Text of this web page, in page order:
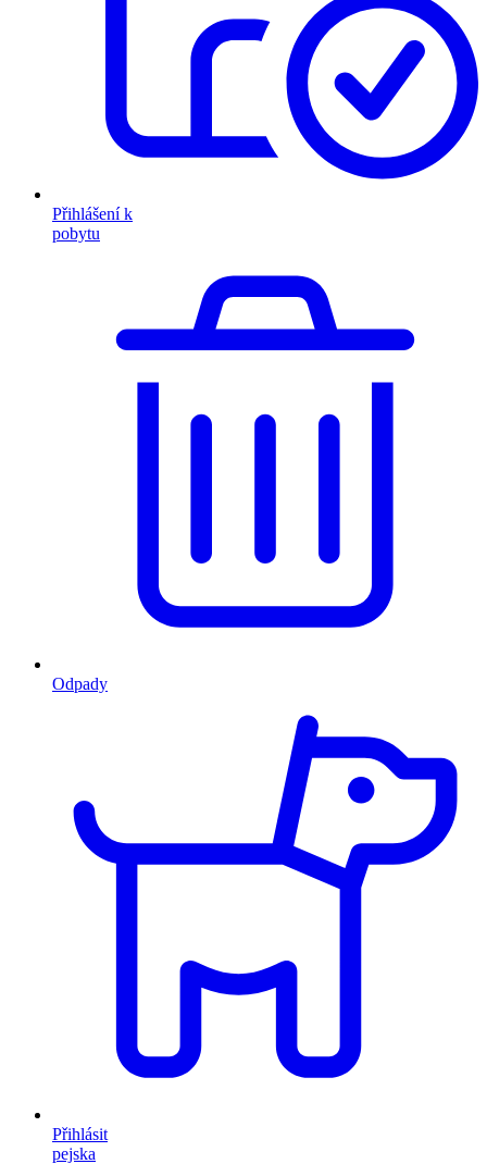
Přihlášení k
pobytu
Odpady
Přihlásit
pejska